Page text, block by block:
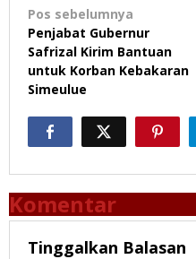
Navigasi
pos
Pos sebelumnya
Penjabat Gubernur
Safrizal Kirim Bantuan
untuk Korban Kebakaran
Simeulue
Komentar
Tinggalkan Balasan